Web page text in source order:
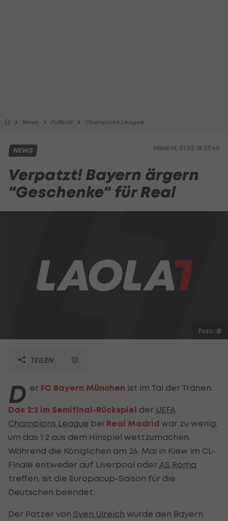
News Fußball Champions League
Madrid, 01.05.18 23:46
NEWS
Verpatzt! Bayern ärgern
"Geschenke" für Real
Foto: ©
TEILEN
D er FC Bayern München ist im Tal der Tränen.
Das 2:2 im Semifinal-Rückspiel der UEFA
Champions League bei Real Madrid war zu wenig,
um das 1:2 aus dem Hinspiel wettzumachen.
Während die Königlichen am 26. Mai in Kiew im CL-
Finale entweder auf Liverpool oder AS Roma
treffen, ist die Europacup-Saison für die
Deutschen beendet.
Der Patzer von Sven Ulreich wurde den Bayern